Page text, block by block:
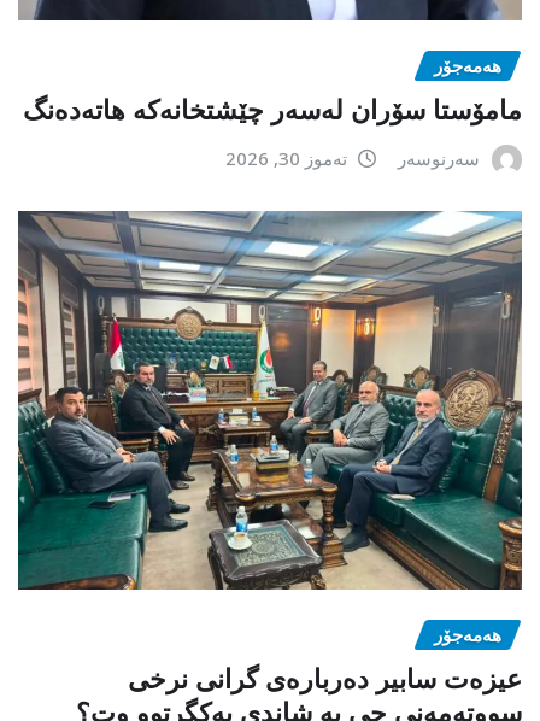
هەمەجۆر
مامۆستا سۆران لەسەر چێشتخانەكە هاتەدەنگ
سەرنوسەر تەموز 30, 2026
هەمەجۆر
عیزەت سابیر دەربارەی گرانی نرخی
سووتەمەنی چی بە شاندی یەکگرتوو وت؟